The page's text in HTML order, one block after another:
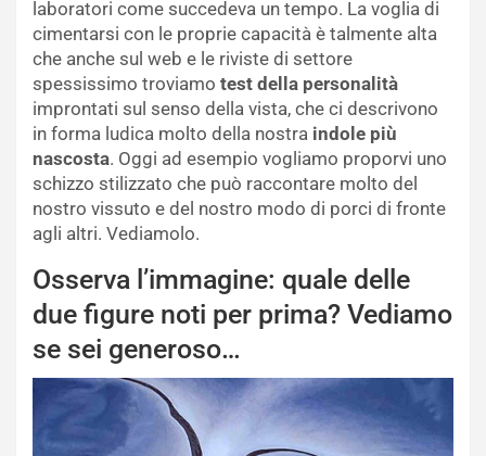
laboratori come succedeva un tempo. La voglia di
cimentarsi con le proprie capacità è talmente alta
che anche sul web e le riviste di settore
spessissimo troviamo test della personalità
improntati sul senso della vista, che ci descrivono
in forma ludica molto della nostra indole più
nascosta. Oggi ad esempio vogliamo proporvi uno
schizzo stilizzato che può raccontare molto del
nostro vissuto e del nostro modo di porci di fronte
agli altri. Vediamolo.
Osserva l’immagine: quale delle
due figure noti per prima? Vediamo
se sei generoso…